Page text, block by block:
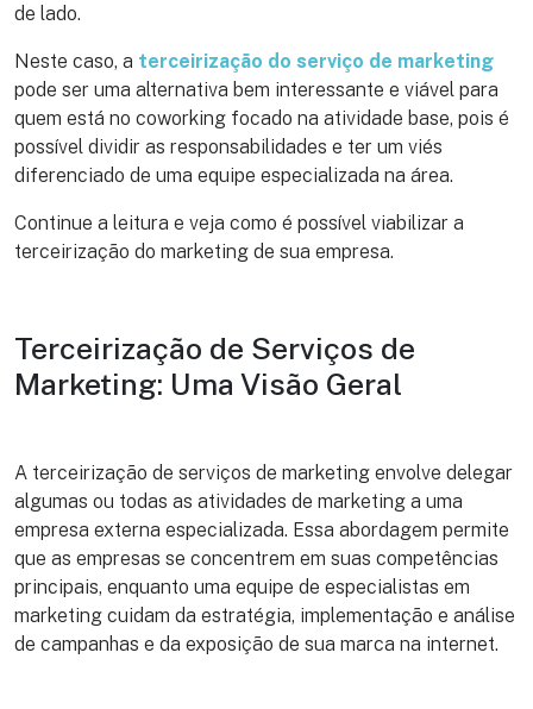
de lado.
Neste caso, a terceirização do serviço de marketing
pode ser uma alternativa bem interessante e viável para
quem está no coworking focado na atividade base, pois é
possível dividir as responsabilidades e ter um viés
diferenciado de uma equipe especializada na área.
Continue a leitura e veja como é possível viabilizar a
terceirização do marketing de sua empresa.
Terceirização de Serviços de
Marketing: Uma Visão Geral
A terceirização de serviços de marketing envolve delegar
algumas ou todas as atividades de marketing a uma
empresa externa especializada. Essa abordagem permite
que as empresas se concentrem em suas competências
principais, enquanto uma equipe de especialistas em
marketing cuidam da estratégia, implementação e análise
de campanhas e da exposição de sua marca na internet.